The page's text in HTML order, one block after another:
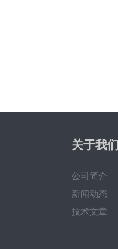
关于我们
公司简介
新闻动态
技术文章